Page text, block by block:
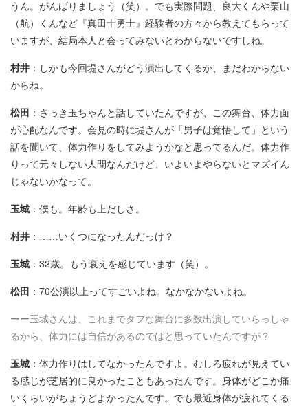
うん。がんばりましょう（笑）。でも実際問題、良大くんや栗山
（航）くんなど『真田十勇士』経験者の方々から教えてもらって
いますが、結局本人と会ってみないとわからないですしね。
村井 ：しかも今回堤さんがどう演出してくるか、まだわからない
からね。
松田 ：さっき玉ちゃんと話していたんですが、この舞台、体力面
が心配なんです。会見の時に堤さんが「男子は覚悟して」という
話を聞いて、体力作りをしてみようかなと思ってるんだ。体力作
りって元々しない人間なんだけど、いよいよやらないとマズイん
じゃないかなって。
玉城 ：僕も。年齢も上だしさ。
村井 ：……いくつになったんだっけ？
玉城 ：32歳。もう衰えを感じています（笑）。
松田 ：70公演以上ってすごいよね。なかなかないよね。
ーー玉城さんは、これまでタフな舞台に多数出演していらっしゃ
るから、体力には自信があるのではと思っていたんですが？
玉城 ：体力作りはしてなかったんですよ。むしろ疲れが見えてい
る感じが芝居的に良かったこともあったんです。身体がどこか痛
いくらいがちょうどよかったんです。でも最近身体が疲れてくる